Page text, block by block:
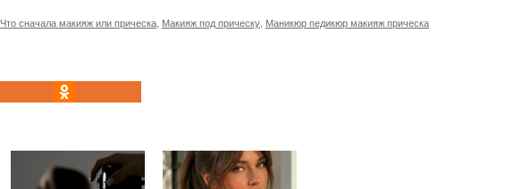
Что сначала макияж или прическа Макияж под прическу Маникюр педикюр макияж прическа